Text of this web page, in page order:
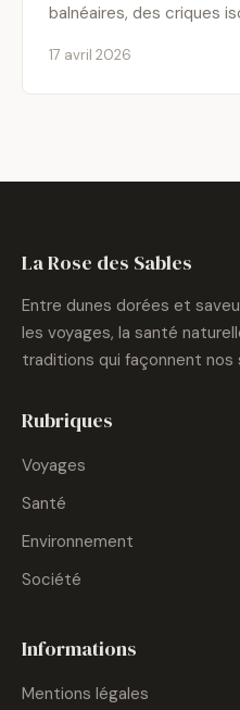
balnéaires, des criques
17 avril 2026
La Rose des Sables
Entre dunes dorées et
les voyages, la santé
traditions qui façonnent nos
Rubriques
Voyages
Santé
Environnement
Société
Informations
Mentions légales